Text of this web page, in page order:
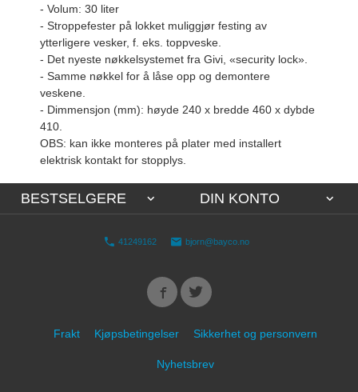
- Volum: 30 liter
- Stroppefester på lokket muliggjør festing av
ytterligere vesker, f. eks. toppveske.
- Det nyeste nøkkelsystemet fra Givi, «security lock».
- Samme nøkkel for å låse opp og demontere
veskene.
- Dimmensjon (mm): høyde 240 x bredde 460 x dybde
410.
OBS: kan ikke monteres på plater med installert
elektrisk kontakt for stopplys.
BESTSELGERE DIN KONTO
41249162 bjorn@bayco.no
Frakt Kjøpsbetingelser Sikkerhet og personvern
Nyhetsbrev